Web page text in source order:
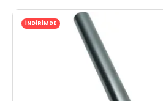
İNDİRİMDE